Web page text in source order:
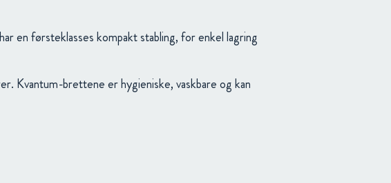
en førsteklasses kompakt stabling, for enkel lagring
Kvantum-brettene er hygieniske, vaskbare og kan